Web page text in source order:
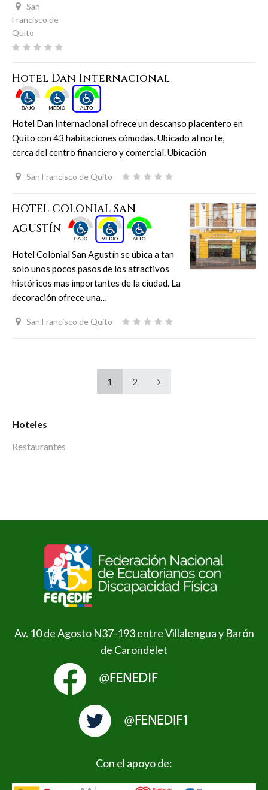
San
Francisco de
Quito
Hotel Dan Internacional
Hotel Dan Internacional ofrece un descanso placentero en
Quito con 43 habitaciones cómodas. Ubicado al norte,
cerca del centro financiero y comercial. Ubicación
San Francisco de Quito
HOTEL COLONIAL SAN
AGUSTÍN
Hotel Colonial San Agustín se ubica a tan
solo unos pocos pasos de los atractivos
históricos mas importantes de la ciudad. La
decoración ofrece una…
San Francisco de Quito
1 2
Hoteles
Restaurantes
Av. 10 de Agosto N37-193 entre Villalengua y Barón
de Carondelet
Con el apoyo de: